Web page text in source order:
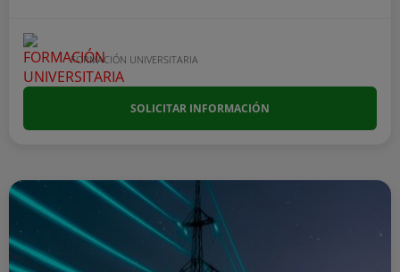
FORMACIÓN UNIVERSITARIA
SOLICITAR INFORMACIÓN